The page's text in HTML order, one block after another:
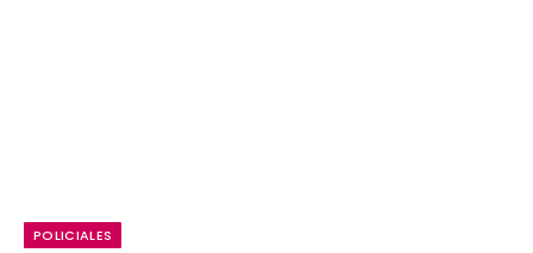
POLICIALES